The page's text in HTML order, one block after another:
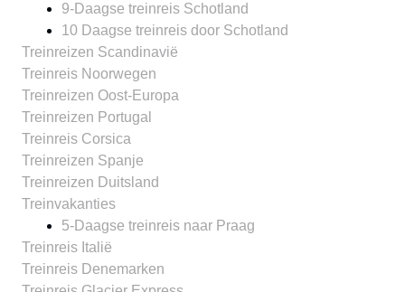
9-Daagse treinreis Schotland
10 Daagse treinreis door Schotland
Treinreizen Scandinavië
Treinreis Noorwegen
Treinreizen Oost-Europa
Treinreizen Portugal
Treinreis Corsica
Treinreizen Spanje
Treinreizen Duitsland
Treinvakanties
5-Daagse treinreis naar Praag
Treinreis Italië
Treinreis Denemarken